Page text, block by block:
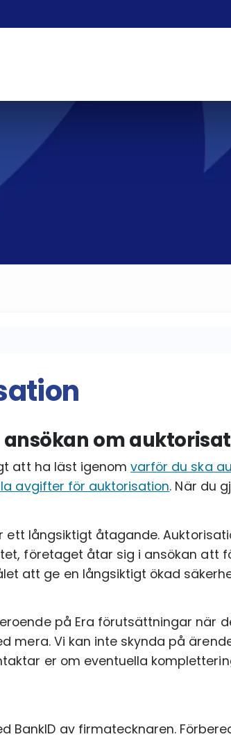
om
att ha läst igenomvarför du ska
avgifter för auktorisation. När du
långsiktigt åtagande.
företaget åtar sig i ansökan att
att ge en långsiktigt ökad
på Era förutsättningar när
mera. Vi kan inte skynda på
er om eventuella
BankID av firmatecknaren.